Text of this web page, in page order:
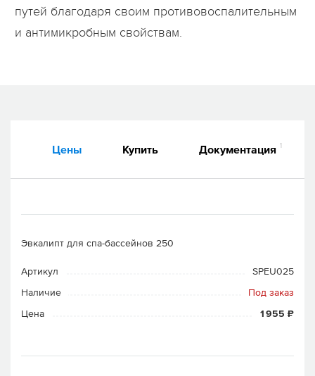
путей благодаря своим противовоспалительным
и антимикробным свойствам.
Цены Купить Документация 1
Эвкалипт для спа-бассейнов 250
Артикул
SPEU025
Наличие
Под заказ
Цена
1 955 ₽